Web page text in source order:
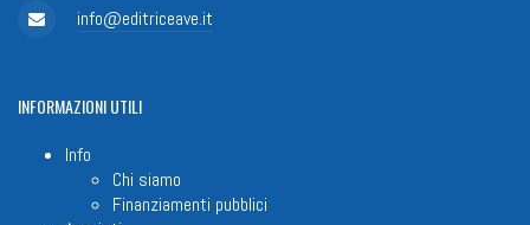
info@editriceave.it
INFORMAZIONIUTILI
Info
Chi siamo
Finanziamenti pubblici